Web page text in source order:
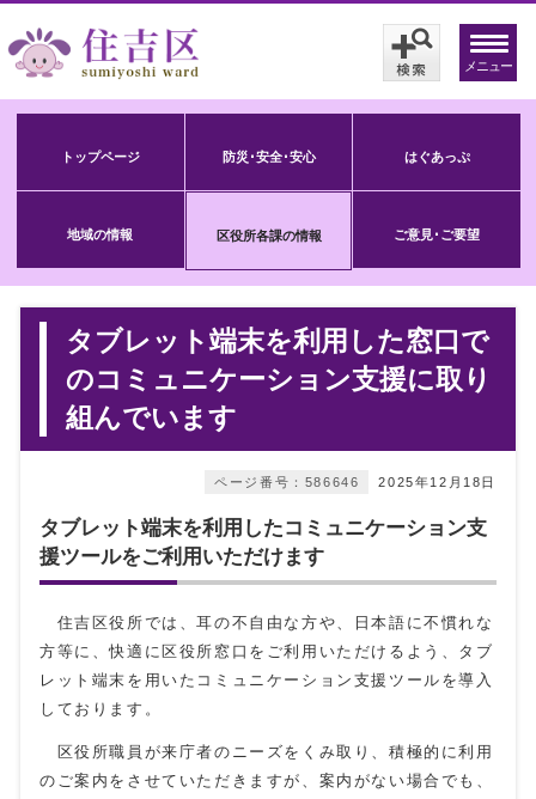
メニュー
トップページ 防災･安全･安心 はぐあっぷ
地域の情報 区役所各課の情報 ご意見･ご要望
タブレット端末を利用した窓口で
のコミュニケーション支援に取り
組んでいます
2025年12月18日
ページ番号：586646
タブレット端末を利用したコミュニケーション支
援ツールをご利用いただけます
住吉区役所では、耳の不自由な方や、日本語に不慣れな
方等に、快適に区役所窓口をご利用いただけるよう、タブ
レット端末を用いたコミュニケーション支援ツールを導入
しております。
区役所職員が来庁者のニーズをくみ取り、積極的に利用
のご案内をさせていただきますが、案内がない場合でも、